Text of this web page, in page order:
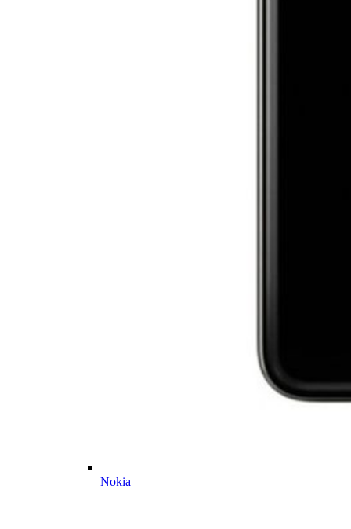
Nokia